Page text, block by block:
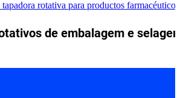
de embalagem e